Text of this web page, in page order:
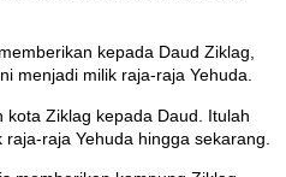
kepada Daud Ziklag,
menjadi milik raja-raja Yehuda.
kota Ziklag kepada Daud. Itulah
raja Yehuda hingga sekarang.